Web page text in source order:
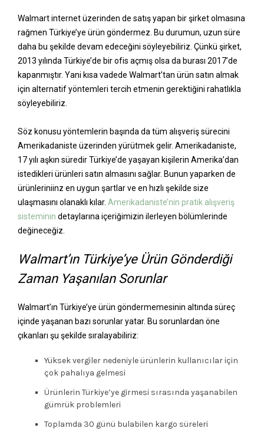
Walmart internet üzerinden de satış yapan bir şirket olmasına
rağmen Türkiye’ye ürün göndermez. Bu durumun, uzun süre
daha bu şekilde devam edeceğini söyleyebiliriz. Çünkü şirket,
2013 yılında Türkiye’de bir ofis açmış olsa da burası 2017’de
kapanmıştır. Yani kısa vadede Walmart’tan ürün satın almak
için alternatif yöntemleri tercih etmenin gerektiğini rahatlıkla
söyleyebiliriz.
Söz konusu yöntemlerin başında da tüm alışveriş sürecini
Amerikadaniste üzerinden yürütmek gelir. Amerikadaniste,
17 yılı aşkın süredir Türkiye’de yaşayan kişilerin Amerika’dan
istedikleri ürünleri satın almasını sağlar. Bunun yaparken de
ürünleriniinz en uygun şartlar ve en hızlı şekilde size
ulaşmasını olanaklı kılar. Amerikadaniste’nin pratik alışveriş
sisteminin detaylarına içeriğimizin ilerleyen bölümlerinde
değineceğiz.
Walmart’ın Türkiye’ye Ürün Gönderdiği
Zaman Yaşanılan Sorunlar
Walmart’ın Türkiye’ye ürün göndermemesinin altında süreç
içinde yaşanan bazı sorunlar yatar. Bu sorunlardan öne
çıkanları şu şekilde sıralayabiliriz:
Yüksek vergiler nedeniyle ürünlerin kullanıcılar için
çok pahalıya gelmesi
Ürünlerin Türkiye’ye girmesi sırasında yaşanabilen
gümrük problemleri
Toplamda 30 günü bulabilen kargo süreleri